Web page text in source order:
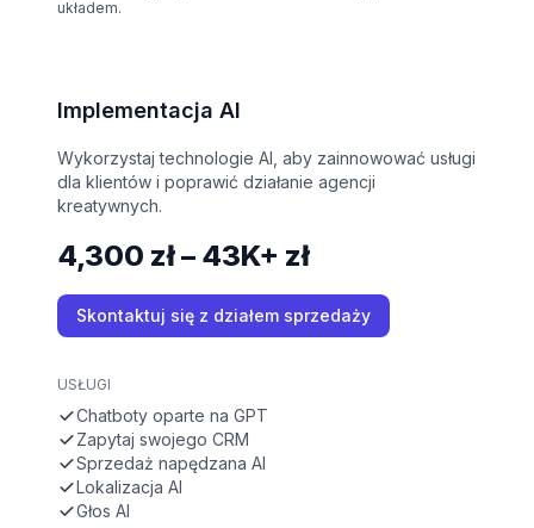
układem.
Implementacja AI
Wykorzystaj technologie AI, aby zainnowować usługi
dla klientów i poprawić działanie agencji
kreatywnych.
4,300 zł – 43K+ zł
Skontaktuj się z działem sprzedaży
USŁUGI
Chatboty oparte na GPT
Zapytaj swojego CRM
Sprzedaż napędzana AI
Lokalizacja AI
Głos AI